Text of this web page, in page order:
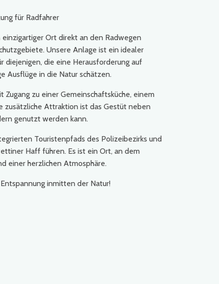
für Radfahrer
Ort direkt an den Radwegen
Unsere Anlage ist ein idealer
diejenigen, die eine Herausforderung auf
Ausflüge in die Natur schätzen.
zu einer Gemeinschaftsküche, einem
zusätzliche Attraktion ist das Gestüt neben
genutzt werden kann.
Touristenpfads des Polizeibezirks und
Haff führen. Es ist ein Ort, an dem
einer herzlichen Atmosphäre.
inmitten der Natur!